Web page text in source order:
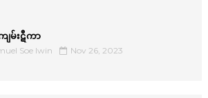
ျမ်းဋီကာ
Soe lwin Nov 26, 2023